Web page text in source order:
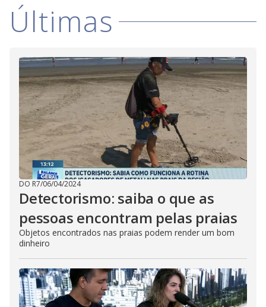
i
d
e
o
Últimas
DO R7/06/04/2024
Detectorismo: saiba o que as
pessoas encontram pelas praias
Objetos encontrados nas praias podem render um bom
dinheiro